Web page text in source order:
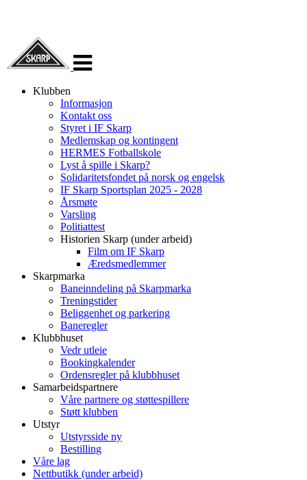
navigasjon
Klubben
Informasjon
Kontakt oss
Styret i IF Skarp
Medlemskap og kontingent
HERMES Fotballskole
Lyst å spille i Skarp?
Solidaritetsfondet på norsk og engelsk
IF Skarp Sportsplan 2025 - 2028
Årsmøte
Varsling
Politiattest
Historien Skarp (under arbeid)
Film om IF Skarp
Æredsmedlemmer
Skarpmarka
Baneinndeling på Skarpmarka
Treningstider
Beliggenhet og parkering
Baneregler
Klubbhuset
Vedr utleie
Bookingkalender
Ordensregler på klubbhuset
Samarbeidspartnere
Våre partnere og støttespillere
Støtt klubben
Utstyr
Utstyrsside ny
Bestilling
Våre lag
Nettbutikk (under arbeid)